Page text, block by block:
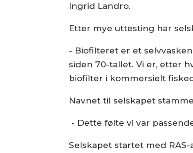
Ingrid Landro.
Etter mye uttesting har
- Biofilteret er et
siden 70-tallet. Vi er, etter
biofilter i kommersielt
Navnet til selskapet
- Dette følte vi var
Selskapet startet med